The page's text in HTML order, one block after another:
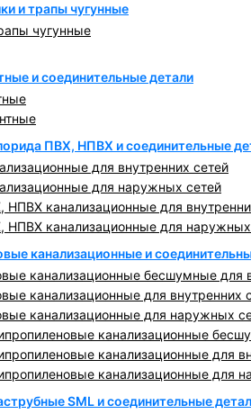
и трапы чугунные
чугунные
и соединительные детали
ПВХ, НПВХ и соединительные
для внутренних сетей
для наружных сетей
НПВХ канализационные для
НПВХ канализационные для
канализационные и
канализационные бесшумные для
канализационные для внутренних
канализационные для наружных
канализационные
канализационные для
канализационные для
SML и соединительные